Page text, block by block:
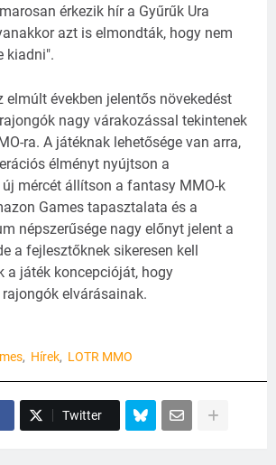
érkezik hír a Gyűrűk Ura
azt is elmondták, hogy nem
kiadni".
elmúlt években jelentős növekedést
nagy várakozással tekintenek
ra. A játéknak lehetősége van arra,
élményt nyújtson a
mércét állítson a fantasy MMO-k
Games tapasztalata és a
népszerűsége nagy előnyt jelent a
a fejlesztőknek sikeresen kell
a játék koncepcióját, hogy
elvárásainak.
Hírek LOTR MMO
Twitter